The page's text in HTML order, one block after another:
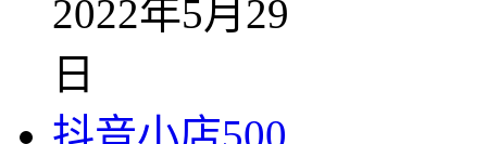
2022年5月29
日
抖音小店500